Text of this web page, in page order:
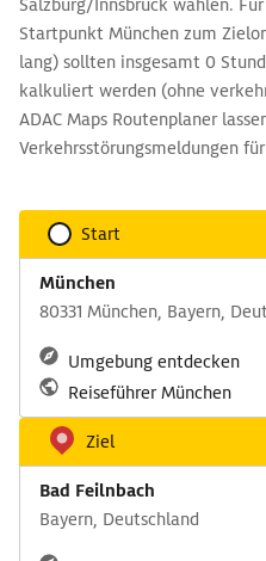
Salzburg/Innsbruck wählen.
Startpunkt München zum
lang) sollten insgesamt 0
kalkuliert werden (ohne
ADAC Maps Routenplaner
Verkehrsstörungsmeldungen
Start
München
80331 München, Bayern,
Umgebung entdecken
Reiseführer München
Ziel
Bad Feilnbach
Bayern, Deutschland